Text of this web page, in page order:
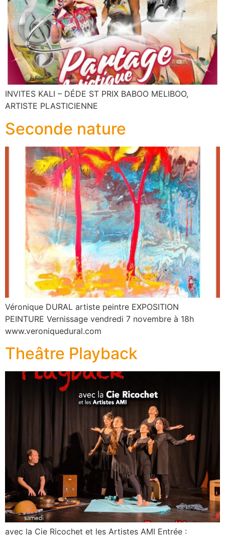
INVITES KALI – DÉDE ST PRIX BABOO MELIBOO,
ARTISTE PLASTICIENNE
Seconde nature
Véronique DURAL artiste peintre EXPOSITION
PEINTURE Vernissage vendredi 7 novembre à 18h
www.veroniquedural.com
Theâtre Playback
avec la Cie Ricochet et les Artistes AMI Entrée :